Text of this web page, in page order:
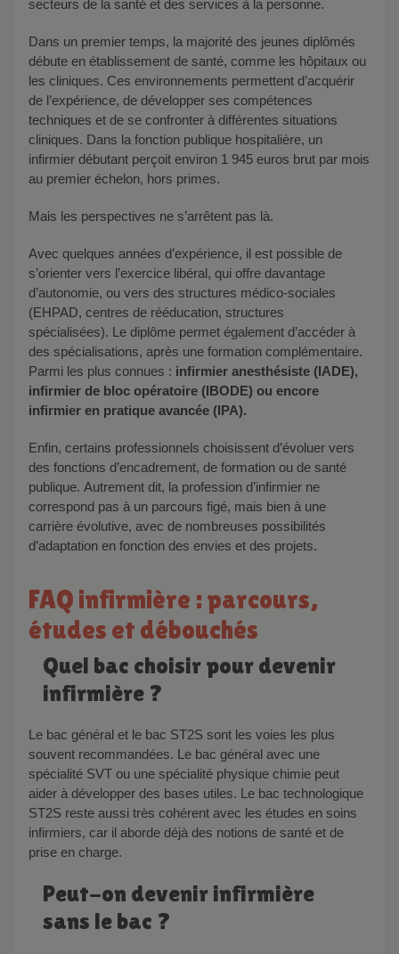
secteurs de la santé et des services à la personne.
Dans un premier temps, la majorité des jeunes diplômés
débute en établissement de santé, comme les hôpitaux ou
les cliniques. Ces environnements permettent d’acquérir
de l’expérience, de développer ses compétences
techniques et de se confronter à différentes situations
cliniques. Dans la fonction publique hospitalière, un
infirmier débutant perçoit environ 1 945 euros brut par mois
au premier échelon, hors primes.
Mais les perspectives ne s’arrêtent pas là.
Avec quelques années d’expérience, il est possible de
s’orienter vers l’exercice libéral, qui offre davantage
d’autonomie, ou vers des structures médico-sociales
(EHPAD, centres de rééducation, structures
spécialisées). Le diplôme permet également d’accéder à
des spécialisations, après une formation complémentaire.
Parmi les plus connues : infirmier anesthésiste (IADE),
infirmier de bloc opératoire (IBODE) ou encore
infirmier en pratique avancée (IPA).
Enfin, certains professionnels choisissent d’évoluer vers
des fonctions d’encadrement, de formation ou de santé
publique. Autrement dit, la profession d’infirmier ne
correspond pas à un parcours figé, mais bien à une
carrière évolutive, avec de nombreuses possibilités
d’adaptation en fonction des envies et des projets.
FAQ infirmière : parcours,
études et débouchés
Quel bac choisir pour devenir
infirmière ?
Le bac général et le bac ST2S sont les voies les plus
souvent recommandées. Le bac général avec une
spécialité SVT ou une spécialité physique chimie peut
aider à développer des bases utiles. Le bac technologique
ST2S reste aussi très cohérent avec les études en soins
infirmiers, car il aborde déjà des notions de santé et de
prise en charge.
Peut-on devenir infirmière
sans le bac ?